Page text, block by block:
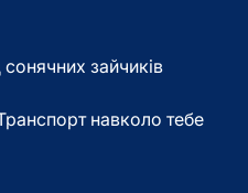
зайчиків
навколо тебе